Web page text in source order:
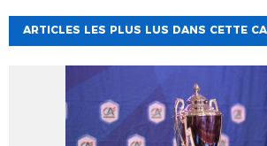
ARTICLES LES PLUS LUS DANS CETTE